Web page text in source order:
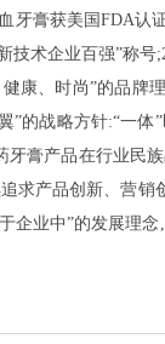
牙膏获美国FDA
技术企业百强”称
康、时尚”的品
”的战略方针:“一
膏产品在行业民
求产品创新、营
企业中”的发展理